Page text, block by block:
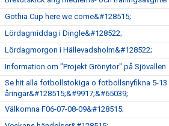
Gothia Cup here we come&#128515;
Lördagmiddag i Dingle&#128522;
Lördagmorgon i Hällevadsholm&#128522;
Information om "Projekt Grönytor" på Sjövallen
Se hit alla fotbollstokiga o fotbollsnyfikna 5-13
åringar&#128515;&#9917;&#65039;
Välkomna F06-07-08-09&#128515;